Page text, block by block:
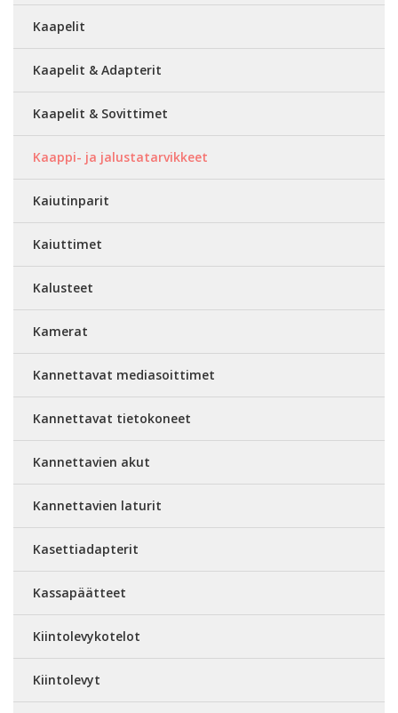
Kaapelit
Kaapelit & Adapterit
Kaapelit & Sovittimet
Kaappi- ja jalustatarvikkeet
Kaiutinparit
Kaiuttimet
Kalusteet
Kamerat
Kannettavat mediasoittimet
Kannettavat tietokoneet
Kannettavien akut
Kannettavien laturit
Kasettiadapterit
Kassapäätteet
Kiintolevykotelot
Kiintolevyt